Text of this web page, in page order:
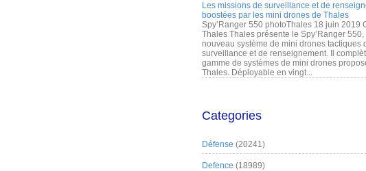
Les missions de surveillance et de
boostées par les mini drones de Thales
Spy’Ranger 550 photoThales 18 juin 2019
Thales Thales présente le Spy’Ranger 550,
nouveau système de mini drones tactiques
surveillance et de renseignement. Il
gamme de systèmes de mini drones
Thales. Déployable en vingt...
Categories
Défense (20241)
Defence (18989)